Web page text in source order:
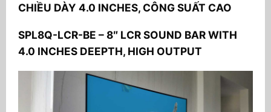
CHIỀU DÀY 4.0 INCHES, CÔNG SUẤT CAO
SPL8Q-LCR-BE – 8″ LCR SOUND BAR WITH
4.0 INCHES DEEPTH, HIGH OUTPUT